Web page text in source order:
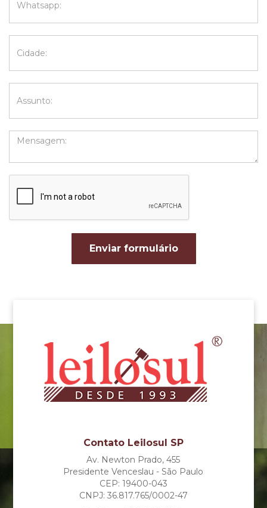
Enviar formulário
Contato Leilosul SP
Av. Newton Prado, 455
Presidente Venceslau - São Paulo
CEP: 19400-043
CNPJ: 36.817.765/0002-47